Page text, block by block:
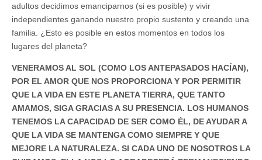
adultos decidimos emanciparnos (si es posible) y vivir
independientes ganando nuestro propio sustento y creando una
familia. ¿Esto es posible en estos momentos en todos los
lugares del planeta?
VENERAMOS AL SOL (COMO LOS ANTEPASADOS HACÍAN),
POR EL AMOR QUE NOS PROPORCIONA Y POR PERMITIR
QUE LA VIDA EN ESTE PLANETA TIERRA, QUE TANTO
AMAMOS, SIGA GRACIAS A SU PRESENCIA. LOS HUMANOS
TENEMOS LA CAPACIDAD DE SER COMO ÉL, DE AYUDAR A
QUE LA VIDA SE MANTENGA COMO SIEMPRE Y QUE
MEJORE LA NATURALEZA. SI CADA UNO DE NOSOTROS LA